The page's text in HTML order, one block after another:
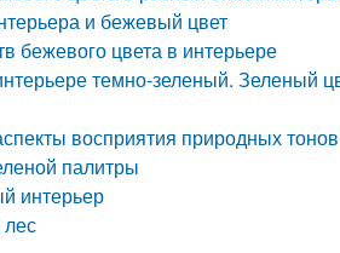
и бежевый цвет
бежевого цвета в интерьере
темно-зеленый. Зеленый
восприятия природных тонов
палитры
интерьер